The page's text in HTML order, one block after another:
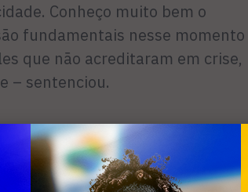
Conheço muito bem o
fundamentais nesse momento
que não acreditaram em crise,
– sentenciou.
com o apoio de Celso
de anteontem na Câmara
Aquiles Barreto terá, caso ainda